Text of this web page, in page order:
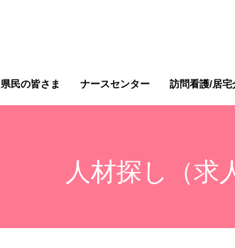
県民の皆さま ナースセンター 訪問看護/居宅
人材探し（求